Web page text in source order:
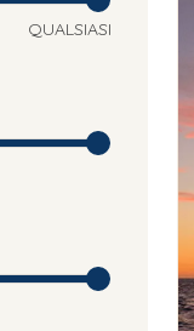
QUALSIASI